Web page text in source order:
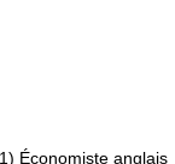
Économiste anglais